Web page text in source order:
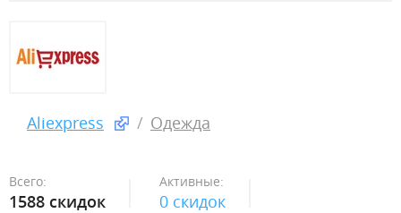
Aliexpress Одежда
Всего:
1588 скидок
Активные:
0 скидок